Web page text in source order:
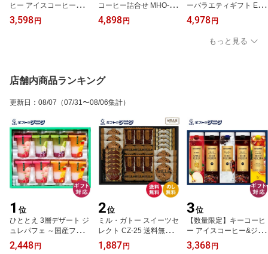
ヒー アイスコーヒーギフ
ト MCI-30 送料無料 リッ
チケニア シルキーモカ
年賀 母の日 父の日 敬老
の日
3,598円
コーヒー詰合せ MHO-EZ
送料無料 リッチマイルド
リッチボディ リッチビタ
の日 父の日 敬老の日
4,898円
ーバラエティギフト E-5
0D 送料無料 ブレンディ
マキシム ブレンド スペ
シャル マイルド テイス
ト ギフト ソーシャル 内
4,978円
もっと見る
店舗内商品ランキング
更新日 ： 08/07 （07/31〜08/06集計）
1 位
ひととえ 3層デザート ジ
ュレパフェ ～国産フルー
ツ入り～ 8号 JPD-20 送
料無料 ソーシャルギフト
2,448円
2位
ミル・ガトー スイーツセ
レクト CZ-25 送料無料
ミルク クランチ クッキ
ー ナッツ チョコ ラング
1,887円
3位
【数量限定】キーコーヒ
ー アイスコーヒー&ジュ
ースドリンクギフト LCJ
-30A 送料無料 プレミア
3,368円